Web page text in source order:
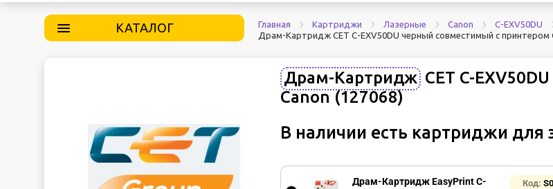
КАТАЛОГ Главная Картриджи Лазерные Canon
C-EXV50DU
Драм-Картридж CET C-EXV50DU черный совместимый с принтером
Драм-Картридж CET C-
Canon (127068)
В наличии есть картриджи для
Драм-Картридж EasyPrint C-
Код: